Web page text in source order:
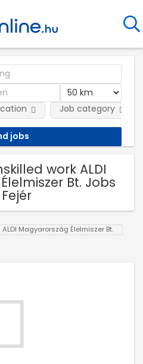
Job category
work ALDI
Bt. Jobs
ALDI Magyarország Élelmiszer Bt.